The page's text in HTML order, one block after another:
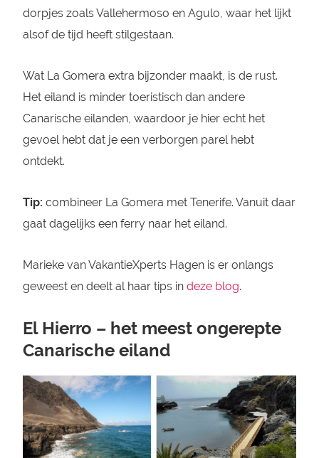
dorpjes zoals Vallehermoso en Agulo, waar het lijkt
alsof de tijd heeft stilgestaan.
Wat La Gomera extra bijzonder maakt, is de rust.
Het eiland is minder toeristisch dan andere
Canarische eilanden, waardoor je hier echt het
gevoel hebt dat je een verborgen parel hebt
ontdekt.
Tip: combineer La Gomera met Tenerife. Vanuit daar
gaat dagelijks een ferry naar het eiland.
Marieke van VakantieXperts Hagen is er onlangs
geweest en deelt al haar tips in deze blog.
El Hierro – het meest ongerepte
Canarische eiland